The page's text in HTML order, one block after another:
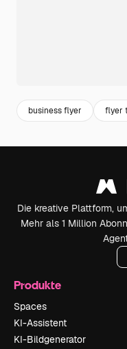
business flyer flyer
Die kreative Plattform,
Mehr als 1 Million
Produkte
Spaces
KI-Assistent
KI-Bildgenerator